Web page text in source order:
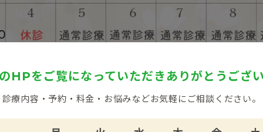
HPをご覧になっていただきありがとうござ
診療内容・予約・料金・お悩みなどお気軽にご相談ください。